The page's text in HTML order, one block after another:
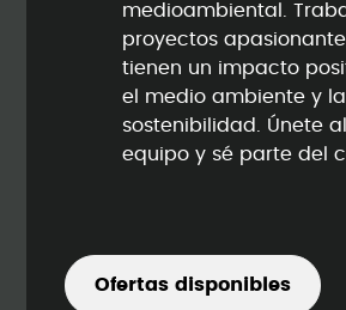
medioambiental.
proyectos
tienen un impacto
el medio ambiente y la
sostenibilidad. Únete al
equipo y sé parte del
Ofertas disponibles